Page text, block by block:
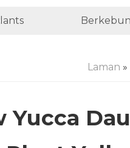
Laman »
Yucca